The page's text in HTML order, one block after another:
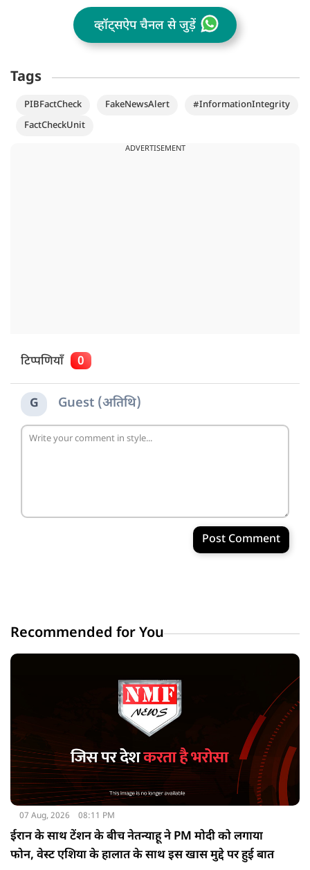
व्हॉट्सऐप चैनल से जुड़ें
Tags
PIBFactCheck FakeNewsAlert
#InformationIntegrity
FactCheckUnit
ADVERTISEMENT
टिप्पणियाँ 0
G Guest (अतिथि)
Post Comment
Recommended for You
07 Aug, 2026 08:11 PM
ईरान के साथ टेंशन के बीच नेतन्याहू ने PM मोदी को लगाया
फोन, वेस्ट एशिया के हालात के साथ इस खास मुद्दे पर हुई बात